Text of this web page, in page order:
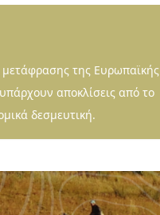
της Ευρωπαϊκής
αποκλίσεις από το
δεσμευτική.